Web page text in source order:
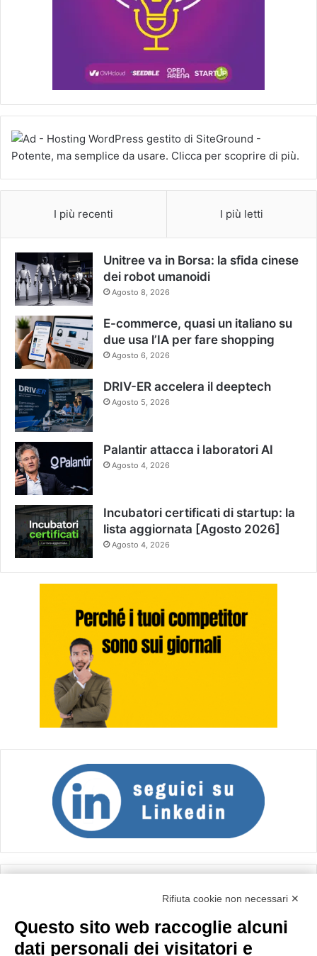
I più recenti I più letti
Unitree va in Borsa: la sfida cinese
dei robot umanoidi
Agosto 8, 2026
E-commerce, quasi un italiano su
due usa l’IA per fare shopping
Agosto 6, 2026
DRIV-ER accelera il deeptech
Agosto 5, 2026
Palantir attacca i laboratori AI
Agosto 4, 2026
Incubatori certificati di startup: la
lista aggiornata [Agosto 2026]
Agosto 4, 2026
Importo netto (€):
Rifiuta cookie non necessari ✕
Questo sito web raccoglie alcuni
dati personali dei visitatori e